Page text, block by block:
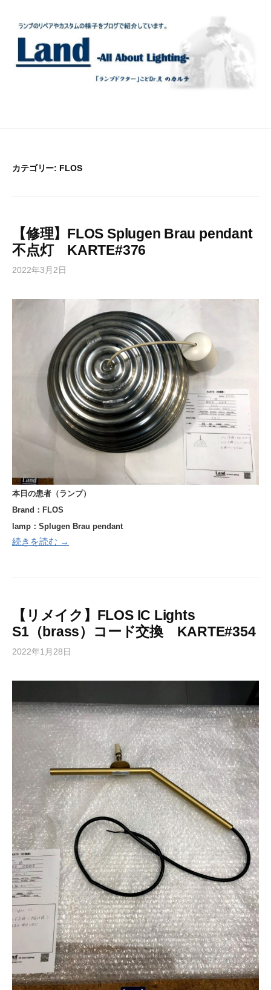
カテゴリー: FLOS
【修理】FLOS Splugen Brau pendant
不点灯 KARTE#376
2022年3月2日
本日の患者（ランプ）
Brand：FLOS
lamp：Splugen Brau pendant
続きを読む →
【リメイク】FLOS IC Lights
S1（brass）コード交換 KARTE#354
2022年1月28日